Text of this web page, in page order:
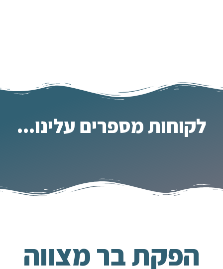
לקוחות מספרים עלינו...
הפקת בר מצווה